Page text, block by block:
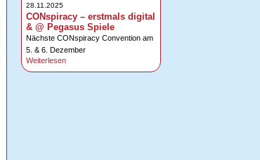
28.11.2025
CONspiracy – erstmals digital
& @ Pegasus Spiele
Nächste CONspiracy Convention am
5. & 6. Dezember
Weiterlesen